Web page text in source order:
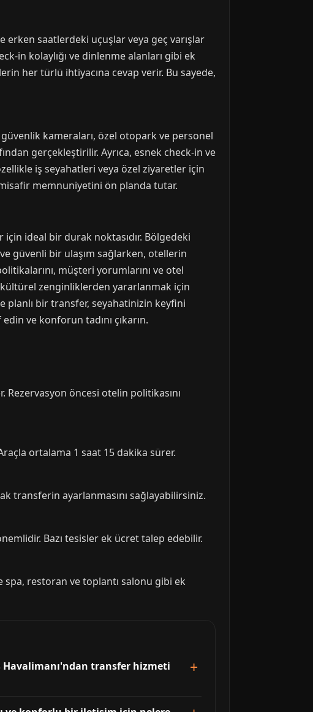
erken saatlerdeki uçuşlar veya geç varışlar
in kolaylığı ve dinlenme alanları gibi ek
her türlü ihtiyacına cevap verir. Bu sayede,
güvenlik kameraları, özel otopark ve personel
gerçekleştirilir. Ayrıca, esnek check-in ve
iş seyahatleri veya özel ziyaretler için
misafir memnuniyetini ön planda tutar.
ideal bir durak noktasıdır. Bölgedeki
güvenli bir ulaşım sağlarken, otellerin
müşteri yorumlarını ve otel
zenginliklerden yararlanmak için
planlı bir transfer, seyahatinizin keyfini
ve konforun tadını çıkarın.
Rezervasyon öncesi otelin politikasını
ortalama 1 saat 15 dakika sürer.
transferin ayarlanmasını sağlayabilirsiniz.
Bazı tesisler ek ücret talep edebilir.
spa, restoran ve toplantı salonu gibi ek
Havalimanı'ndan transfer hizmeti